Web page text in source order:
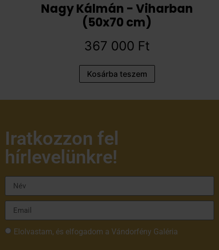
Nagy Kálmán - Viharban
(50x70 cm)
367 000 Ft
Kosárba teszem
Iratkozzon fel
hírlevelünkre!
Elolvastam, és elfogadom a Vándorfény Galéria